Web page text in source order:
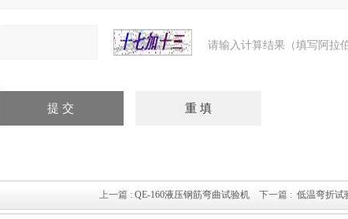
请输入计算结果（填写阿拉
上一篇 : QE-160液压钢筋弯曲试验机下一篇 : 低温弯折试